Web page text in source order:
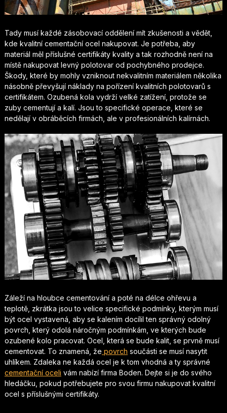
Tady musí každé zásobovací oddělení mít zkušenosti a vědět,
kde kvalitní cementační ocel nakupovat. Je potřeba, aby
materiál měl příslušné certifikáty kvality a tak rozhodně není na
místě nakupovat levný polotovar od pochybného prodejce.
Škody, které by mohly vzniknout nekvalitním materiálem několika
násobně převyšují náklady na pořízení kvalitních polotovarů s
certifikátem. Ozubená kola vydrží velké zatížení, protože se
zuby cementují a kalí. Jsou to specifické operace, které se
nedělají v obráběcích firmách, ale v profesionálních kalírnách.
Záleží na hloubce cementování a poté na délce ohřevu a
teplotě, zkrátka jsou to velice specifické podmínky, kterým musí
být ocel vystavená, aby se kalením docílil ten správný odolný
povrch, který odolá náročným podmínkám, ve kterých bude
ozubené kolo pracovat. Ocel, která se bude kalit, se prvně musí
cementovat. To znamená, že povrch součásti se musí nasytit
uhlíkem. Zdaleka ne každá ocel je k tom vhodná a ty správné
cementační oceli vám nabízí firma Boden. Dejte si je do svého
hledáčku, pokud potřebujete pro svou firmu nakupovat kvalitní
ocel s příslušnými certifikáty.